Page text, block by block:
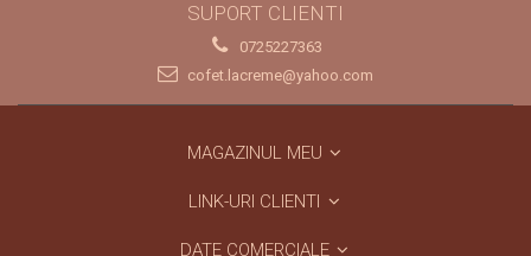
SUPORT CLIENTI
0725227363
cofet.lacreme@yahoo.com
MAGAZINUL MEU
LINK-URI CLIENTI
DATE COMERCIALE